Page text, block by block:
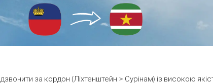
за кордон (Ліхтенштейн > Сурінам) із високою